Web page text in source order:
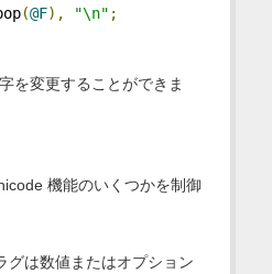
(@F), "\n" ;
を変更することができま
機能のいくつかを制御
グは数値またはオプション